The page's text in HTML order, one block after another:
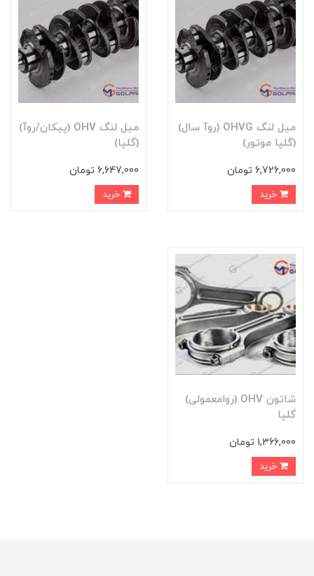
ميل لنگ OHVG (روآ سال)
(گلپا موتور)
6,726,000 تومان
ميل لنگ OHV (پيکان/روآ)
(گلپا)
6,647,000 تومان
شاتون OHV (روامعمولی)
گلپا
1,366,000 تومان